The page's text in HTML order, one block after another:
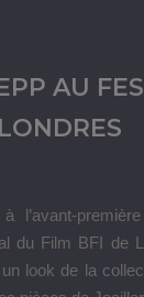
AU
l’avant-
du Film BFI de
look de la